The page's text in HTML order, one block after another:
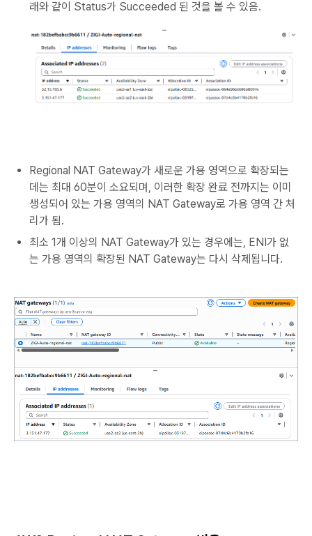
래와 같이 Status가 Succeeded 된 것을 볼 수 있음.
Regional NAT Gateway가 새로운 가용 영역으로 확장되는
데는 최대 60분이 소요되며, 이러한 확장 완료 전까지는 이미
생성되어 있는 가용 영역의 NAT Gateway로 가용 영역 간 처
리가 됨.
최소 1개 이상의 NAT Gateway가 있는 경우에는, ENI가 없
는 가용 영역의 확장된 NAT Gateway는 다시 삭제됩니다.